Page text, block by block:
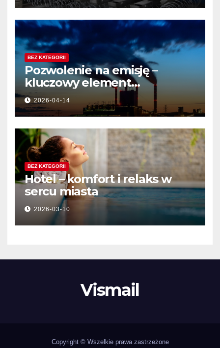
BEZ KATEGORII
Pozwolenie na emisję –
kluczowy element
działalności przemysłowej
2026-04-14
BEZ KATEGORII
Hotel – komfort i relaks w
sercu miasta
2026-03-10
Vismail
Copyright © Wszelkie prawa zastrzeżone